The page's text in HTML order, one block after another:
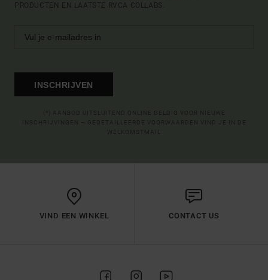
PRODUCTEN EN LAATSTE RVCA COLLABS.
INSCHRIJVEN
VIND EEN WINKEL CONTACT US